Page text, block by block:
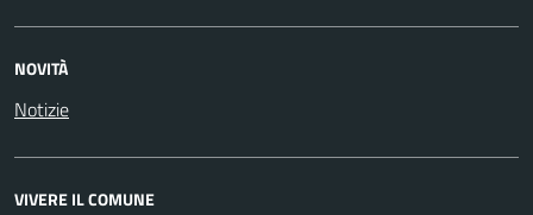
NOVITÀ
Notizie
VIVERE IL COMUNE